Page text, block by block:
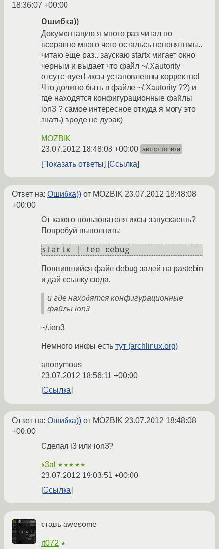
18:36:07 +00:00
Ошибка))
Документацию я много раз читал но
всеравно много чего остальсь непонятнмы..
читаю еще раз.. заускаю startx мигает окно
черным и выдает что файл ~/.Xautority
отсутствует! иксы установленны корректно!
Что должно быть в файле ~/.Xautority ??) и
где находятся конфигурационные файлы
ion3 ? самое интересное откуда я могу это
знать) вроде не дурак)
MOZBIK
23.07.2012 18:48:08 +00:00 автор топика
Показать ответы Ссылка
Ответ на: Ошибка)) от MOZBIK 23.07.2012 18:48:08
+00:00
От какого пользователя иксы запускаешь?
Попробуй выполнить:
Появившийся файл debug залей на pastebin
и дай ссылку сюда.
и где находятся конфигурационные
файлы ion3
~/.ion3
Немного инфы есть тут (archlinux.org)
anonymous
23.07.2012 18:56:11 +00:00
Ссылка
Ответ на: Ошибка)) от MOZBIK 23.07.2012 18:48:08
+00:00
Сделал i3 или ion3?
x3al ★★★★★
23.07.2012 19:03:51 +00:00
Ссылка
ставь awesome
rt072 ★